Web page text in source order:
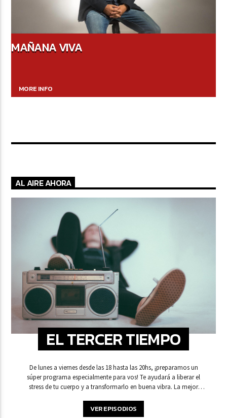
MAÑANA VIVA
MORE INFO
AL AIRE AHORA
EL TERCER TIEMPO
De lunes a viernes desde las 18 hasta las 20hs, ¡preparamos un
súper programa especialmente para vos! Te ayudará a liberar el
stress de tu cuerpo y a transformarlo en buena vibra. La mejor
hacer y a dónde ir en tu tiempo libre.
VER EPISODIOS